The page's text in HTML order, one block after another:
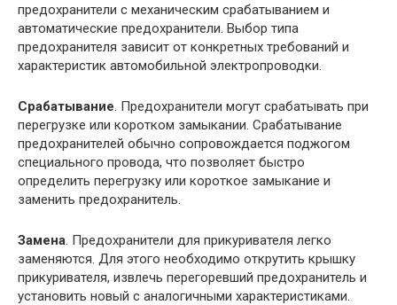
предохранители с механическим срабатыванием и
автоматические предохранители. Выбор типа
предохранителя зависит от конкретных требований и
характеристик автомобильной электропроводки.
Срабатывание . Предохранители могут срабатывать при
перегрузке или коротком замыкании. Срабатывание
предохранителей обычно сопровождается поджогом
специального провода, что позволяет быстро
определить перегрузку или короткое замыкание и
заменить предохранитель.
Замена . Предохранители для прикуривателя легко
заменяются. Для этого необходимо открутить крышку
прикуривателя, извлечь перегоревший предохранитель и
установить новый с аналогичными характеристиками.